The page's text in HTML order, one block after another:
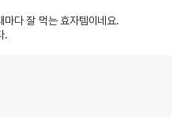
다 잘 먹는 효자템이네요.
.